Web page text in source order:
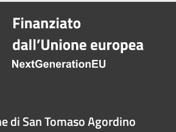
di San Tomaso Agordino